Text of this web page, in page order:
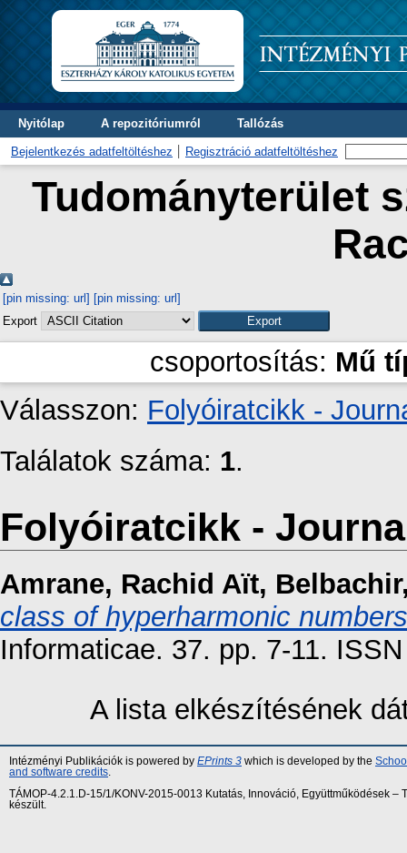
Nyitólap A repozitóriumról Tallózás
Bejelentkezés adatfeltöltéshez Regisztráció adatfeltöltéshez
Tudományterület
[pin missing: url] [pin missing: url]
Export
csoportosítás: Mű
Válasszon: Folyóiratcikk -
Találatok száma: 1.
Folyóiratcikk -
Amrane, Rachid Aït,
class of hyperharmonic numbers
Informaticae. 37. pp. 7-11.
A lista elkészítésének
Intézményi Publikációk is powered by EPrints 3 which is developed by the
and software credits
TÁMOP-4.2.1.D-15/1/KONV-2015-0013 Kutatás, Innováció, Együttműködések
készült.